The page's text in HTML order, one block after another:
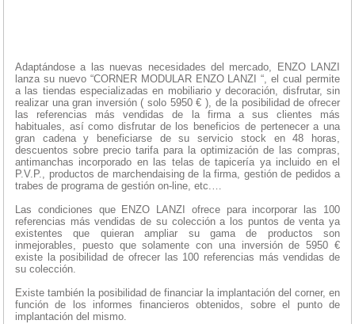
Adaptándose a las nuevas necesidades del mercado, ENZO LANZI
lanza su nuevo “CORNER MODULAR ENZO LANZI “, el cual permite
a las tiendas especializadas en mobiliario y decoración, disfrutar, sin
realizar una gran inversión ( solo 5950 € ), de la posibilidad de ofrecer
las referencias más vendidas de la firma a sus clientes más
habituales, así como disfrutar de los beneficios de pertenecer a una
gran cadena y beneficiarse de su servicio stock en 48 horas,
descuentos sobre precio tarifa para la optimización de las compras,
antimanchas incorporado en las telas de tapicería ya incluido en el
P.V.P., productos de marchendaising de la firma, gestión de pedidos a
trabes de programa de gestión on-line, etc.…
Las condiciones que ENZO LANZI ofrece para incorporar las 100
referencias más vendidas de su colección a los puntos de venta ya
existentes que quieran ampliar su gama de productos son
inmejorables, puesto que solamente con una inversión de 5950 €
existe la posibilidad de ofrecer las 100 referencias más vendidas de
su colección.
Existe también la posibilidad de financiar la implantación del corner, en
función de los informes financieros obtenidos, sobre el punto de
implantación del mismo.